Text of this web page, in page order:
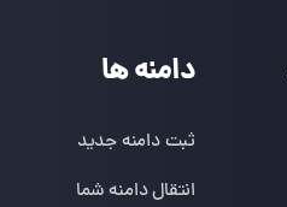
دامنه ها
ثبت دامنه جدید
انتقال دامنه شما